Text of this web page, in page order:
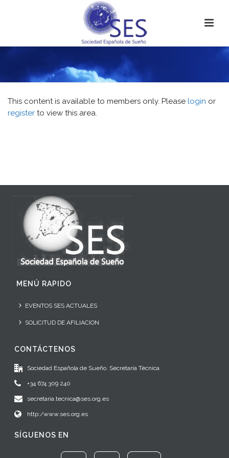
This content is available to members only. Please login or
register to view this area.
MENÚ RAPIDO
EVENTOS SES ACTUALES
SOLICITUD DE AFILIACION
CONTÁCTENOS
Sociedad Española de Sueño. Secretaría Técnica
+34 674 309 240
secretaria.tecnica@ses.org.es
http:/www.ses.org.es
SÍGUENOS EN